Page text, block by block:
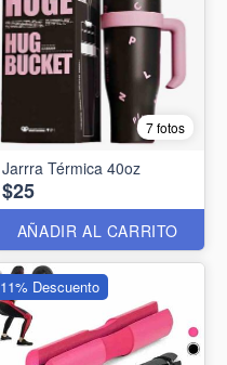
7 fotos
Jarrra Térmica 40oz
$25
AÑADIR AL CARRITO
11% Descuento